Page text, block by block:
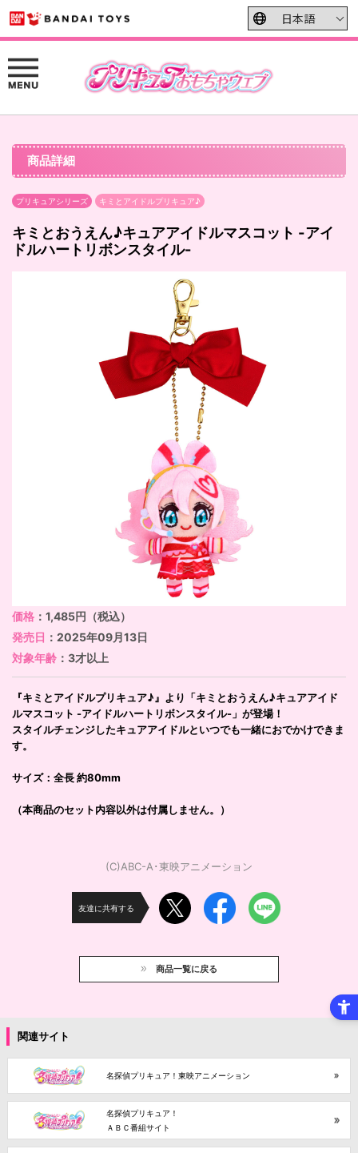
商品詳細
プリキュアシリーズ キミとアイドルプリキュア♪
キミとおうえん♪キュアアイドルマスコット -アイ
ドルハートリボンスタイル-
価格 ：1,485円（税込）
発売日 ：2025年09月13日
対象年齢 ：3才以上
『キミとアイドルプリキュア♪』より「キミとおうえん♪キュアアイド
ルマスコット -アイドルハートリボンスタイル-」が登場！
スタイルチェンジしたキュアアイドルといつでも一緒におでかけできま
す。
サイズ：全長 約80mm
（本商品のセット内容以外は付属しません。）
(C)ABC-A･東映アニメーション
友達に共有する
商品一覧に戻る
関連サイト
名探偵プリキュア！東映アニメーション
名探偵プリキュア！
ＡＢＣ番組サイト